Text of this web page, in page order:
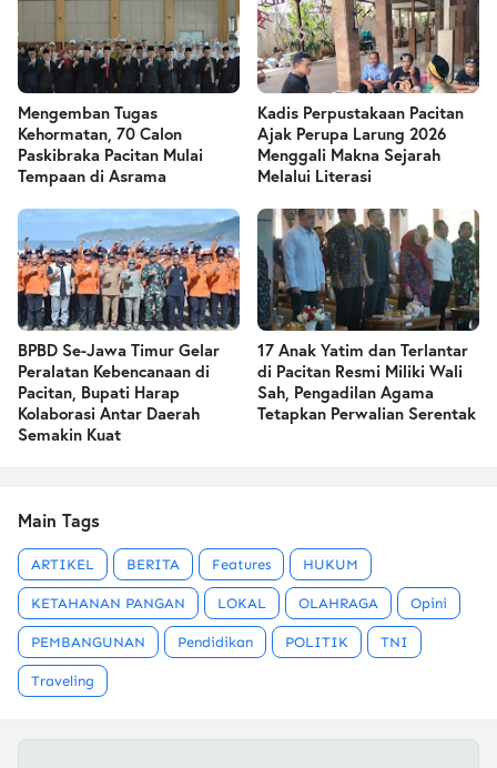
Mengemban Tugas
Kehormatan, 70 Calon
Paskibraka Pacitan Mulai
Tempaan di Asrama
Kadis Perpustakaan Pacitan
Ajak Perupa Larung 2026
Menggali Makna Sejarah
Melalui Literasi
BPBD Se-Jawa Timur Gelar
Peralatan Kebencanaan di
Pacitan, Bupati Harap
Kolaborasi Antar Daerah
Semakin Kuat
17 Anak Yatim dan Terlantar
di Pacitan Resmi Miliki Wali
Sah, Pengadilan Agama
Tetapkan Perwalian Serentak
Main Tags
ARTIKEL BERITA Features HUKUM
KETAHANAN PANGAN LOKAL OLAHRAGA Opini
PEMBANGUNAN Pendidikan POLITIK TNI
Traveling